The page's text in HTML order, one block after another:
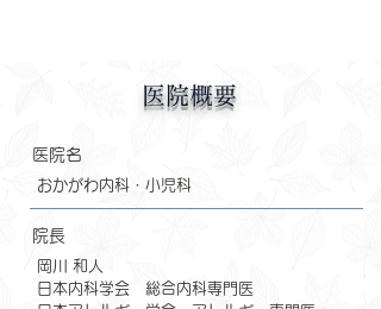
医院概要
医院名
おかがわ内科・小児科
院長
岡川 和人
日本内科学会 総合内科専門医